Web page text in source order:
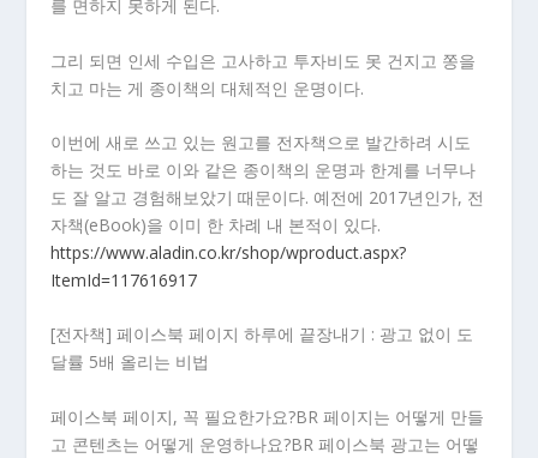
를 면하지 못하게 된다.
그리 되면 인세 수입은 고사하고 투자비도 못 건지고 쫑을
치고 마는 게 종이책의 대체적인 운명이다.
이번에 새로 쓰고 있는 원고를 전자책으로 발간하려 시도
하는 것도 바로 이와 같은 종이책의 운명과 한계를 너무나
도 잘 알고 경험해보았기 때문이다. 예전에 2017년인가, 전
자책(eBook)을 이미 한 차례 내 본적이 있다.
https://www.aladin.co.kr/shop/wproduct.aspx?
ItemId=117616917
[전자책] 페이스북 페이지 하루에 끝장내기 : 광고 없이 도
달률 5배 올리는 비법
페이스북 페이지, 꼭 필요한가요?BR 페이지는 어떻게 만들
고 콘텐츠는 어떻게 운영하나요?BR 페이스북 광고는 어떻